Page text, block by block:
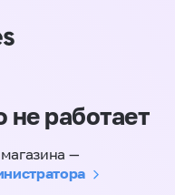
не работает
—